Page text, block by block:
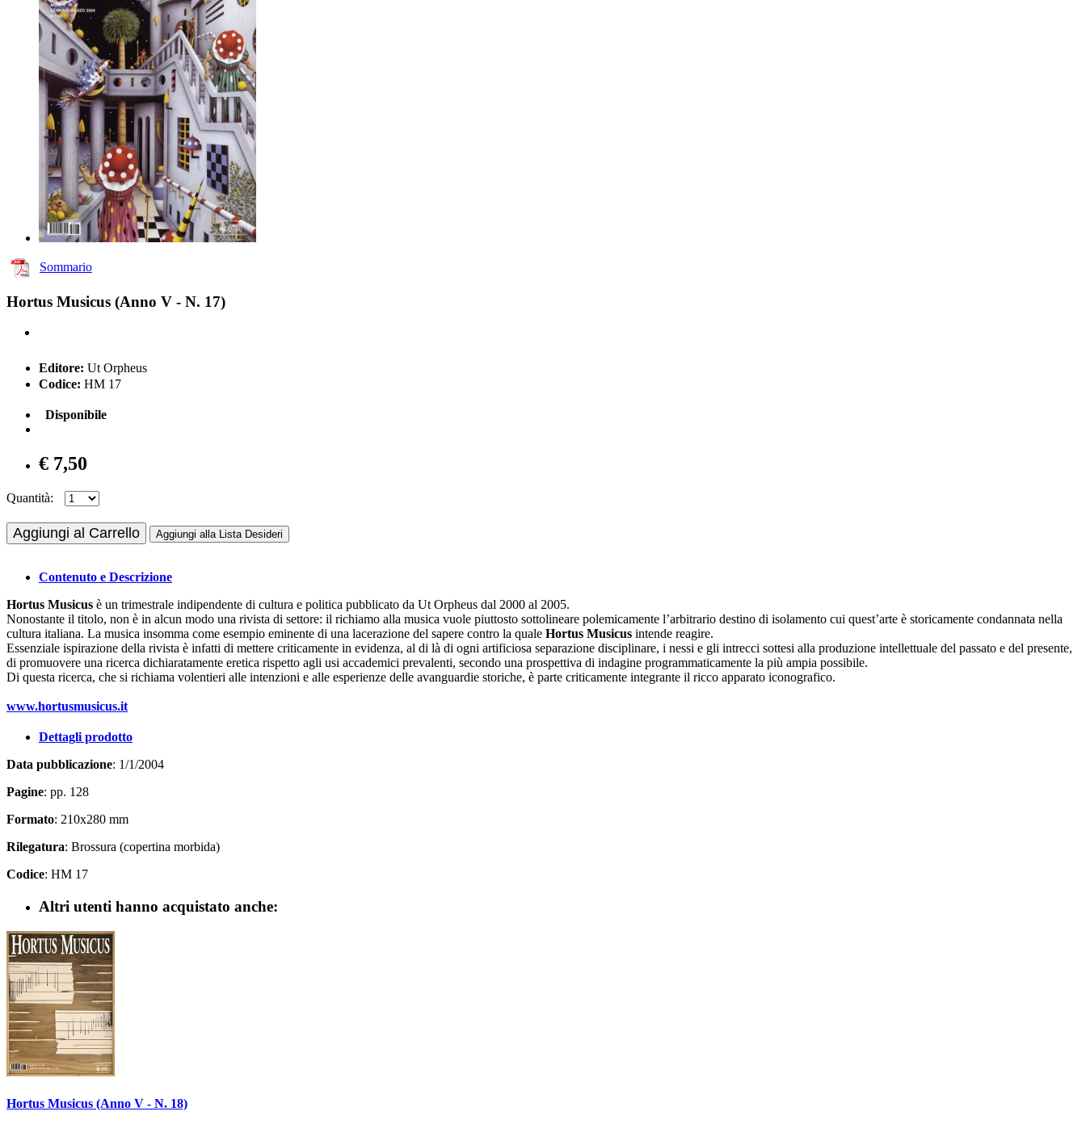
Sommario
Hortus Musicus (Anno V - N. 17)
Editore: Ut Orpheus
Codice: HM 17
Disponibile
€ 7,50
Quantità:
Aggiungi al Carrello Aggiungi alla Lista Desideri
Contenuto e Descrizione
Hortus Musicus è un trimestrale indipendente di cultura e politica pubblicato da Ut Orpheus dal 2000 al 2005.
Nonostante il titolo, non è in alcun modo una rivista di settore: il richiamo alla musica vuole piuttosto sottolineare polemicamente l’arbitrario destino di isolamento cui quest’arte è storicamente condannata nella
cultura italiana. La musica insomma come esempio eminente di una lacerazione del sapere contro la quale Hortus Musicus intende reagire.
Essenziale ispirazione della rivista è infatti di mettere criticamente in evidenza, al di là di ogni artificiosa separazione disciplinare, i nessi e gli intrecci sottesi alla produzione intellettuale del passato e del presente,
di promuovere una ricerca dichiaratamente eretica rispetto agli usi accademici prevalenti, secondo una prospettiva di indagine programmaticamente la più ampia possibile.
Di questa ricerca, che si richiama volentieri alle intenzioni e alle esperienze delle avanguardie storiche, è parte criticamente integrante il ricco apparato iconografico.
www.hortusmusicus.it
Dettagli prodotto
Data pubblicazione: 1/1/2004
Pagine: pp. 128
Formato: 210x280 mm
Rilegatura: Brossura (copertina morbida)
Codice: HM 17
Altri utenti hanno acquistato anche:
Hortus Musicus (Anno V - N. 18)